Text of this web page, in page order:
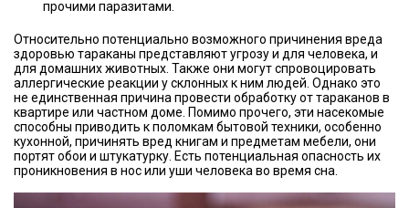
прочими паразитами.
Относительно потенциально возможного причинения вреда
здоровью тараканы представляют угрозу и для человека, и
для домашних животных. Также они могут спровоцировать
аллергические реакции у склонных к ним людей. Однако это
не единственная причина провести обработку от тараканов в
квартире или частном доме. Помимо прочего, эти насекомые
способны приводить к поломкам бытовой техники, особенно
кухонной, причинять вред книгам и предметам мебели, они
портят обои и штукатурку. Есть потенциальная опасность их
проникновения в нос или уши человека во время сна.